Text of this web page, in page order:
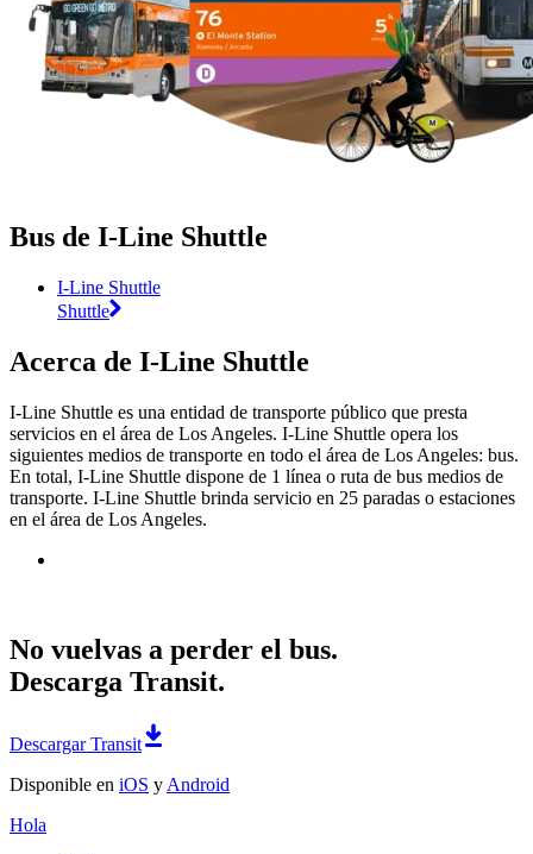
Bus de I-Line Shuttle
I-Line Shuttle
Shuttle
Acerca de I-Line Shuttle
I-Line Shuttle es una entidad de transporte público que presta
servicios en el área de Los Angeles. I-Line Shuttle opera los
siguientes medios de transporte en todo el área de Los Angeles: bus.
En total, I-Line Shuttle dispone de 1 línea o ruta de bus medios de
transporte. I-Line Shuttle brinda servicio en 25 paradas o estaciones
en el área de Los Angeles.
No vuelvas a perder el bus.
Descarga Transit.
Descargar Transit
Disponible en iOS y Android
Hola